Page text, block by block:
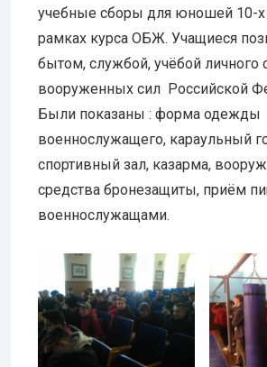
учебные сборы для юношей 10-х
рамках курса ОБЖ. Учащиеся
бытом, службой, учёбой личного
вооруженных сил Российской
Были показаны : форма одежды
военнослужащего, караульный
спортивный зал, казарма,
средства бронезащиты, приём
военнослужащами.